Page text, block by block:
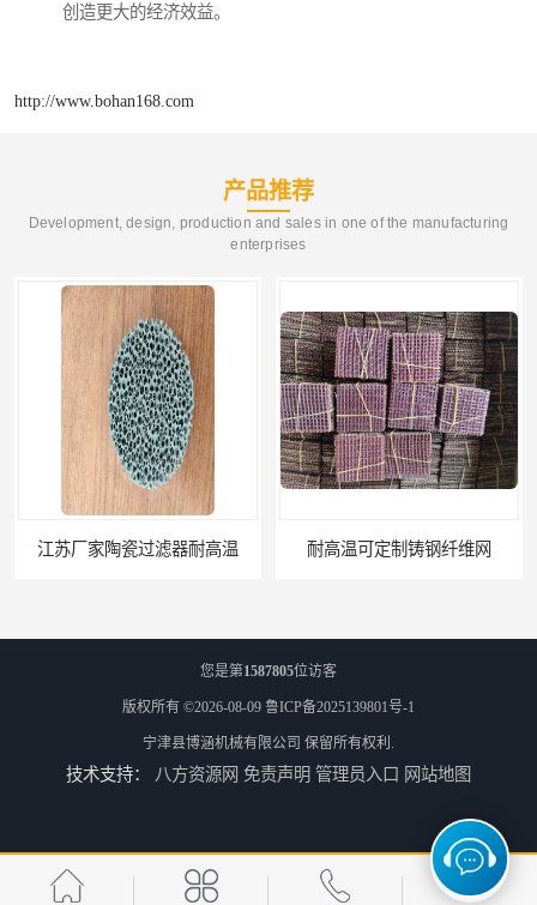
创造更大的经济效益。
http://www.bohan168.com
产品推荐
Development, design, production and sales in one of the manufacturing
enterprises
耐高温可定制铸钢纤维网
铸造用挡渣棉可定制耐高温 西安铸造过滤网
您是第1587805位访客
版权所有 ©2026-08-09 鲁ICP备2025139801号-1
宁津县博涵机械有限公司 保留所有权利.
技术支持： 八方资源网 免责声明 管理员入口 网站地图